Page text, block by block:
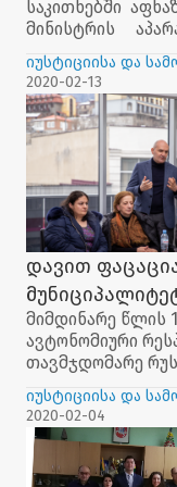
სამრეწველო
გაფორმდა
საკითხებში
მინისტრის
რესპუბლიკის
რომელიც
ეკონომიკური და
იუსტიციისა და
2020-02-13
დავით
დევნილ
მიმდინარე წლის
ავტონომიური
თავმჯდომარე
სამოქალაქო
ავტონომიური
ფაცაცია და
დევნილთა
ბორჯომისა და
იუსტიციისა და
2020-02-04